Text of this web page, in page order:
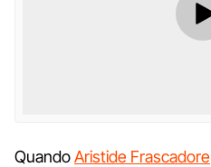
QuandoAristide Frascadore